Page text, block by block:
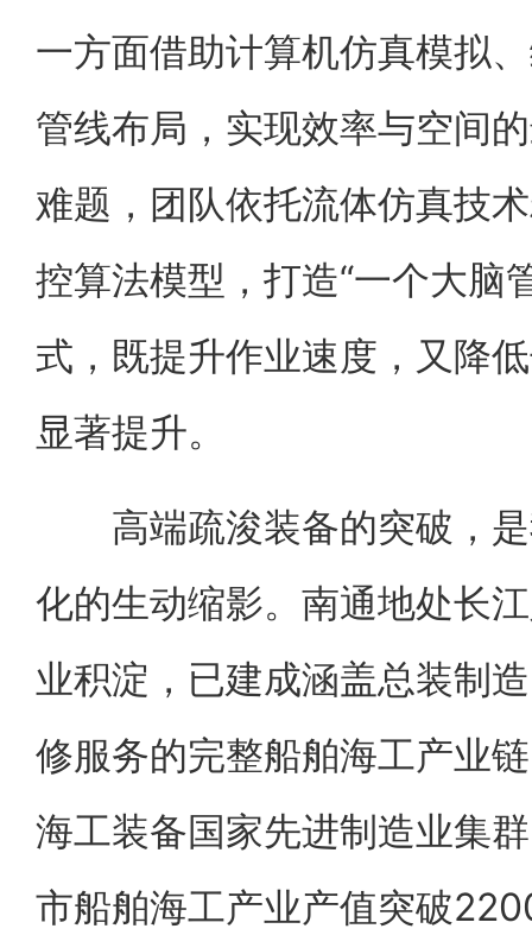
一方面借助计算机仿真模拟
管线布局，实现效率与空间
难题，团队依托流体仿真技
控算法模型，打造“一个大脑
式，既提升作业速度，又降
显著提升。
高端疏浚装备的突破，是
化的生动缩影。南通地处长
业积淀，已建成涵盖总装制
修服务的完整船舶海工产业
海工装备国家先进制造业集
市船舶海工产业产值突破